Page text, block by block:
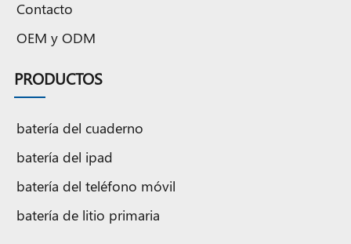
tableta
3,82
v/5124mah
Contacto
OEM y ODM
PRODUCTOS
batería del cuaderno
batería del ipad
batería del teléfono móvil
batería de litio primaria